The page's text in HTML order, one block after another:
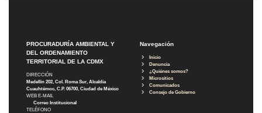
PROCURADURÍA AMBIENTAL Y
DEL ORDENAMIENTO
TERRITORIAL DE LA CDMX
DIRECCIÓN
Medellín 202, Col. Roma Sur, Alcaldía
Cuauhtémoc, C.P. 06700, Ciudad de México
WEB E-MAIL
Correo Institucional
TELÉFONO
Navegación
Inicio
Denuncia
¿Quiénes somos?
Micrositios
Comunicados
Consejo de Gobierno